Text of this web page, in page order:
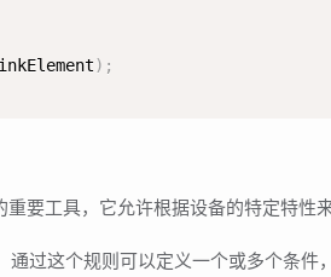
) ;
要工具，它允许根据设备的特定特性
通过这个规则可以定义一个或多个条